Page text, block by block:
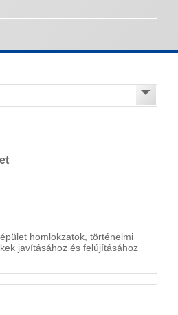
homlokzatok, történelmi
javításához és felújításához